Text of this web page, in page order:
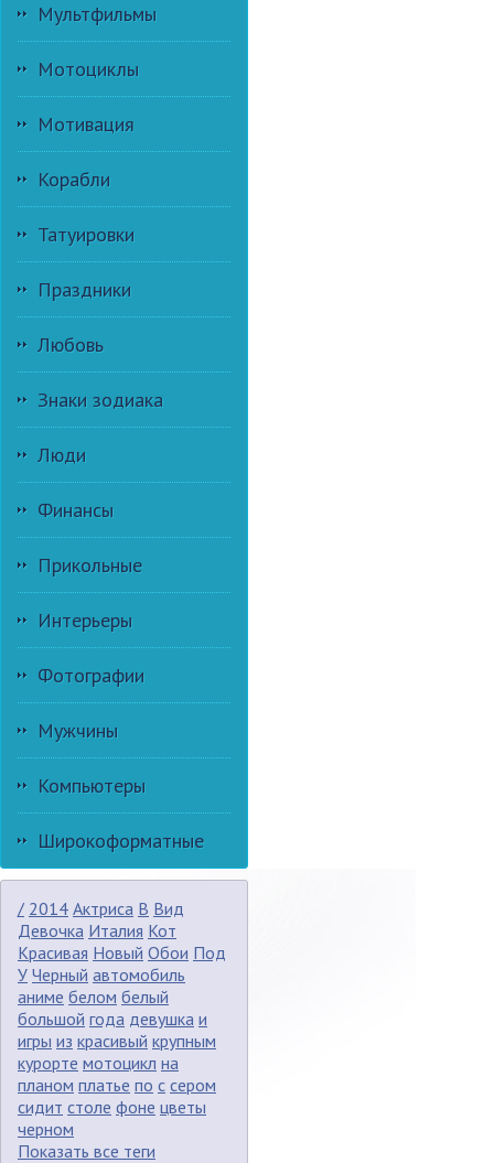
Мультфильмы
Мотоциклы
Мотивация
Корабли
Татуировки
Праздники
Любовь
Знаки зодиака
Люди
Финансы
Прикольные
Интерьеры
Фотографии
Мужчины
Компьютеры
Широкоформатные
/ 2014 Актриса В Вид
Девочка Италия Кот
Красивая Новый Обои Под
У Черный автомобиль
аниме белом белый
большой года девушка и
игры из красивый крупным
курорте мотоцикл на
планом платье по с сером
сидит столе фоне цветы
черном
Показать все теги